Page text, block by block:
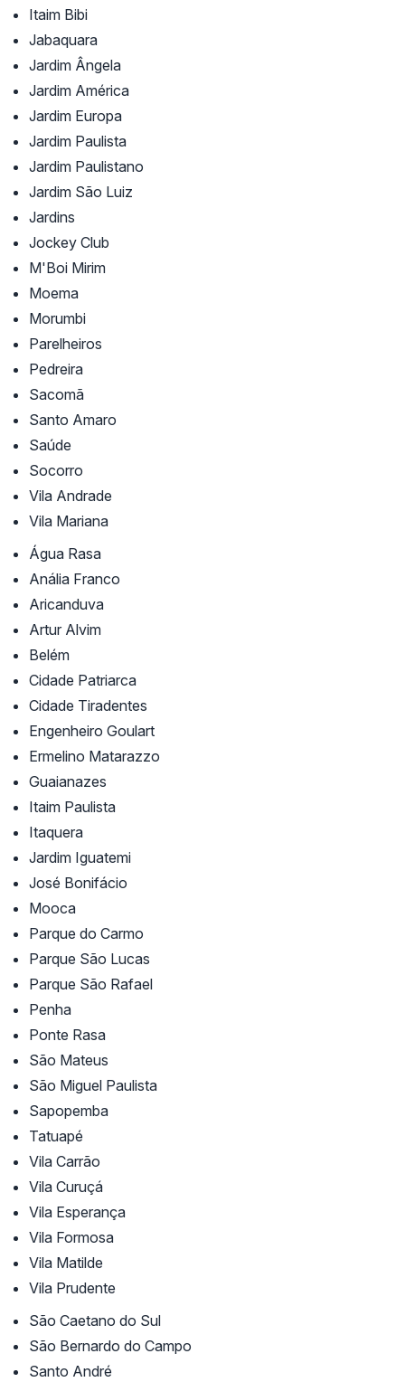
Itaim Bibi
Jabaquara
Jardim Ângela
Jardim América
Jardim Europa
Jardim Paulista
Jardim Paulistano
Jardim São Luiz
Jardins
Jockey Club
M'Boi Mirim
Moema
Morumbi
Parelheiros
Pedreira
Sacomã
Santo Amaro
Saúde
Socorro
Vila Andrade
Vila Mariana
Água Rasa
Anália Franco
Aricanduva
Artur Alvim
Belém
Cidade Patriarca
Cidade Tiradentes
Engenheiro Goulart
Ermelino Matarazzo
Guaianazes
Itaim Paulista
Itaquera
Jardim Iguatemi
José Bonifácio
Mooca
Parque do Carmo
Parque São Lucas
Parque São Rafael
Penha
Ponte Rasa
São Mateus
São Miguel Paulista
Sapopemba
Tatuapé
Vila Carrão
Vila Curuçá
Vila Esperança
Vila Formosa
Vila Matilde
Vila Prudente
São Caetano do Sul
São Bernardo do Campo
Santo André